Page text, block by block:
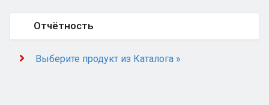
Отчётность
Выберите продукт из Каталога »